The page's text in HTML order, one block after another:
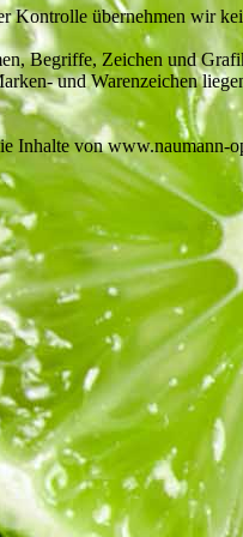
Kontrolle übernehmen wir
Begriffe, Zeichen und
und Warenzeichen
Inhalte von www.naumann-